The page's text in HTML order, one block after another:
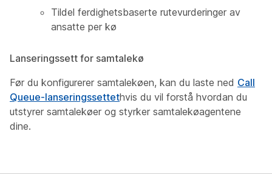
Tildel ferdighetsbaserte rutevurderinger av
ansatte per kø
Lanseringssett for samtalekø
Før du konfigurerer samtalekøen, kan du laste ned Call
Queue-lanseringssettethvis du vil forstå hvordan du
utstyrer samtalekøer og styrker samtalekøagentene
dine.